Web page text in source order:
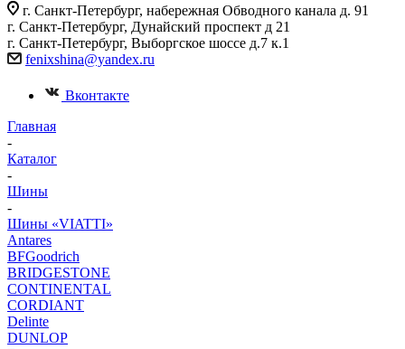
г. Санкт-Петербург, набережная Обводного канала д. 91
г. Санкт-Петербург, Дунайский проспект д 21
г. Санкт-Петербург, Выборгское шоссе д.7 к.1
fenixshina@yandex.ru
Вконтакте
Главная
-
Каталог
-
Шины
-
Шины «VIATTI»
Antares
BFGoodrich
BRIDGESTONE
CONTINENTAL
CORDIANT
Delinte
DUNLOP